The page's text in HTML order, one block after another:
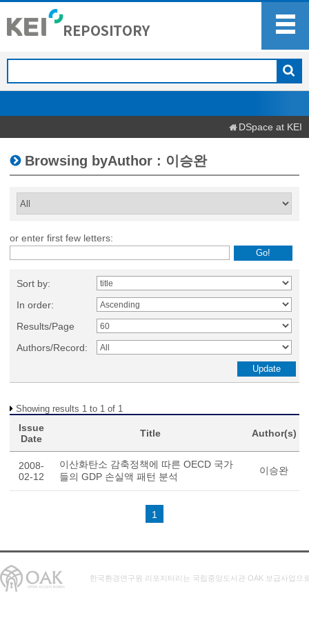
DSpace at KEI
Browsing byAuthor : 이승완
or enter first few letters:
Sort by:
In order:
Results/Page
Authors/Record:
Showing results 1 to 1 of 1
Issue
Date
Title Author(s)
2008-
02-12
이산화탄소 감축정책에 따른 OECD 국가
들의 GDP 손실액 패턴 분석
이승완
1
한국환경연구원 리포지터리는 국립중앙도서관 OAK 보급사업